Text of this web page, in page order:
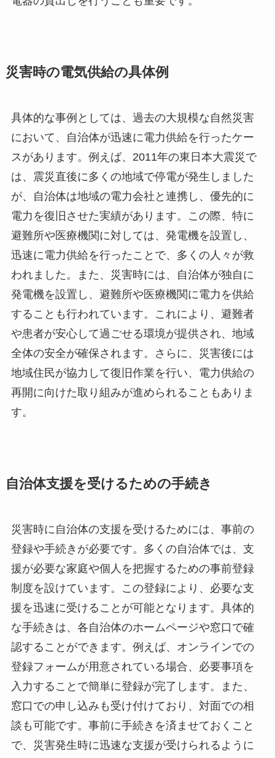
災害時の電気供給の具体例
具体的な事例としては、過去の大規模な自然災害
において、自治体が迅速に電力供給を行ったケー
スがあります。例えば、2011年の東日本大震災で
は、震災直後に多くの地域で停電が発生しました
が、自治体は地域の電力会社と連携し、優先的に
電力を復旧させた実績があります。この際、特に
避難所や医療機関に対しては、発電機を設置し、
迅速に電力供給を行ったことで、多くの人々が救
われました。また、災害時には、自治体が独自に
発電機を設置し、避難所や医療機関に電力を供給
することも行われています。これにより、避難者
や患者が安心して過ごせる環境が提供され、地域
全体の安全が確保されます。さらに、災害後には
地域住民が協力して復旧作業を行い、電力供給の
再開に向けた取り組みが進められることもありま
す。
自治体支援を受けるための手続き
災害時に自治体の支援を受けるためには、事前の
登録や手続きが必要です。多くの自治体では、支
援が必要な家庭や個人を把握するための事前登録
制度を設けています。この登録により、必要な支
援を迅速に受けることが可能となります。具体的
な手続きは、各自治体のホームページや窓口で確
認することができます。例えば、オンラインでの
登録フォームが用意されている場合、必要事項を
入力することで簡単に登録が完了します。また、
窓口での申し込みも受け付けており、対面での相
談も可能です。事前に手続きを済ませておくこと
で、災害発生時に迅速な支援が受けられるように